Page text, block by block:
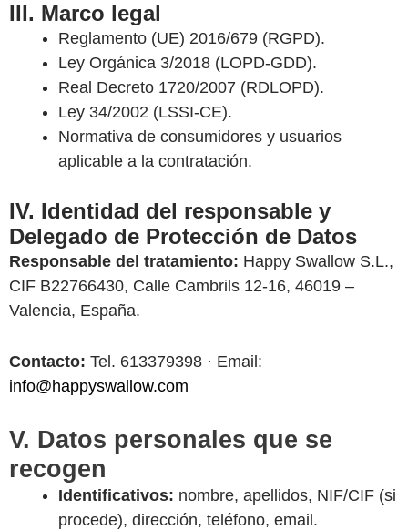
III. Marco legal
Reglamento (UE) 2016/679 (RGPD).
Ley Orgánica 3/2018 (LOPD-GDD).
Real Decreto 1720/2007 (RDLOPD).
Ley 34/2002 (LSSI-CE).
Normativa de consumidores y usuarios
aplicable a la contratación.
IV. Identidad del responsable y
Delegado de Protección de Datos
Responsable del tratamiento: Happy Swallow S.L.,
CIF B22766430, Calle Cambrils 12-16, 46019 –
Valencia, España.
Contacto: Tel. 613379398‬ · Email:
info@happyswallow.com
V. Datos personales que se
recogen
Identificativos: nombre, apellidos, NIF/CIF (si
procede), dirección, teléfono, email.